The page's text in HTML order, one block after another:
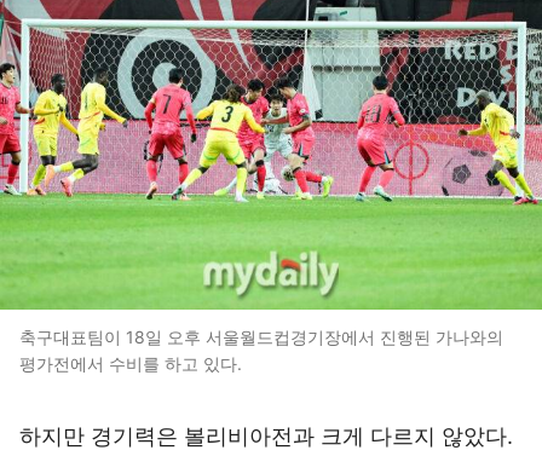
축구대표팀이 18일 오후 서울월드컵경기장에서 진행된 가나와의
평가전에서 수비를 하고 있다.
하지만 경기력은 볼리비아전과 크게 다르지 않았다.